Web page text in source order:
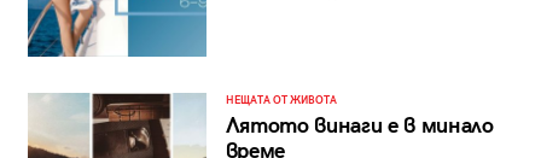
НЕЩАТА ОТ ЖИВОТА
Лятото винаги е в минало
време